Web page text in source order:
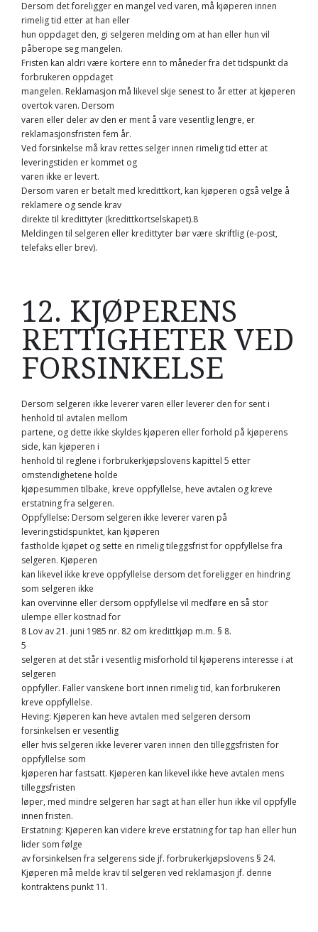
Dersom det foreligger en mangel ved varen, må kjøperen innen
rimelig tid etter at han eller
hun oppdaget den, gi selgeren melding om at han eller hun vil
påberope seg mangelen.
Fristen kan aldri være kortere enn to måneder fra det tidspunkt da
forbrukeren oppdaget
mangelen. Reklamasjon må likevel skje senest to år etter at kjøperen
overtok varen. Dersom
varen eller deler av den er ment å vare vesentlig lengre, er
reklamasjonsfristen fem år.
Ved forsinkelse må krav rettes selger innen rimelig tid etter at
leveringstiden er kommet og
varen ikke er levert.
Dersom varen er betalt med kredittkort, kan kjøperen også velge å
reklamere og sende krav
direkte til kredittyter (kredittkortselskapet).8
Meldingen til selgeren eller kredittyter bør være skriftlig (e-post,
telefaks eller brev).
12. KJØPERENS
RETTIGHETER VED
FORSINKELSE
Dersom selgeren ikke leverer varen eller leverer den for sent i
henhold til avtalen mellom
partene, og dette ikke skyldes kjøperen eller forhold på kjøperens
side, kan kjøperen i
henhold til reglene i forbrukerkjøpslovens kapittel 5 etter
omstendighetene holde
kjøpesummen tilbake, kreve oppfyllelse, heve avtalen og kreve
erstatning fra selgeren.
Oppfyllelse: Dersom selgeren ikke leverer varen på
leveringstidspunktet, kan kjøperen
fastholde kjøpet og sette en rimelig tileggsfrist for oppfyllelse fra
selgeren. Kjøperen
kan likevel ikke kreve oppfyllelse dersom det foreligger en hindring
som selgeren ikke
kan overvinne eller dersom oppfyllelse vil medføre en så stor
ulempe eller kostnad for
8 Lov av 21. juni 1985 nr. 82 om kredittkjøp m.m. § 8.
5
selgeren at det står i vesentlig misforhold til kjøperens interesse i at
selgeren
oppfyller. Faller vanskene bort innen rimelig tid, kan forbrukeren
kreve oppfyllelse.
Heving: Kjøperen kan heve avtalen med selgeren dersom
forsinkelsen er vesentlig
eller hvis selgeren ikke leverer varen innen den tilleggsfristen for
oppfyllelse som
kjøperen har fastsatt. Kjøperen kan likevel ikke heve avtalen mens
tilleggsfristen
løper, med mindre selgeren har sagt at han eller hun ikke vil oppfylle
innen fristen.
Erstatning: Kjøperen kan videre kreve erstatning for tap han eller hun
lider som følge
av forsinkelsen fra selgerens side jf. forbrukerkjøpslovens § 24.
Kjøperen må melde krav til selgeren ved reklamasjon jf. denne
kontraktens punkt 11.